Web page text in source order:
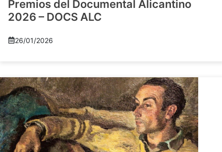
Premios del Documental Alicantino
2026 – DOCS ALC
26/01/2026